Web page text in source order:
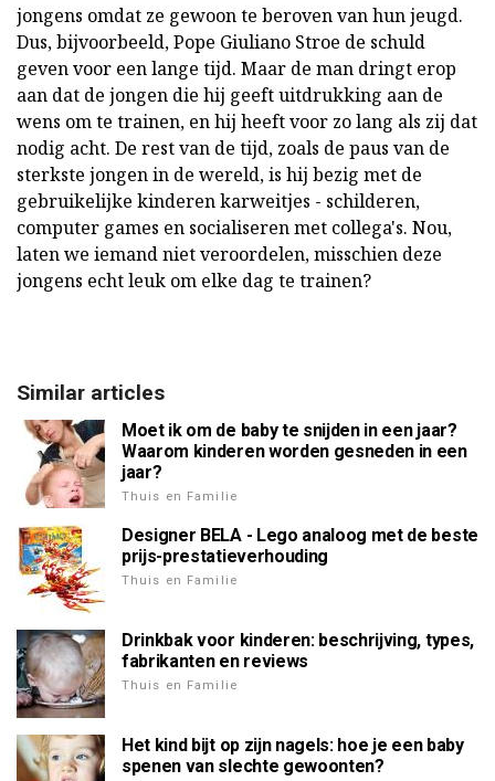
jongens omdat ze gewoon te beroven van hun jeugd.
Dus, bijvoorbeeld, Pope Giuliano Stroe de schuld
geven voor een lange tijd. Maar de man dringt erop
aan dat de jongen die hij geeft uitdrukking aan de
wens om te trainen, en hij heeft voor zo lang als zij dat
nodig acht. De rest van de tijd, zoals de paus van de
sterkste jongen in de wereld, is hij bezig met de
gebruikelijke kinderen karweitjes - schilderen,
computer games en socialiseren met collega's. Nou,
laten we iemand niet veroordelen, misschien deze
jongens echt leuk om elke dag te trainen?
Similar articles
Moet ik om de baby te snijden in een jaar?
Waarom kinderen worden gesneden in een
jaar?
Thuis en Familie
Designer BELA - Lego analoog met de beste
prijs-prestatieverhouding
Thuis en Familie
Drinkbak voor kinderen: beschrijving, types,
fabrikanten en reviews
Thuis en Familie
Het kind bijt op zijn nagels: hoe je een baby
spenen van slechte gewoonten?